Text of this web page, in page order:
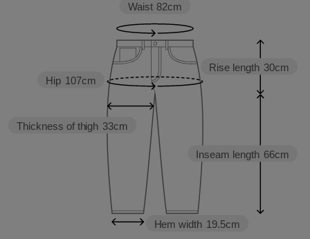
Inseam length 66cm
Rise length 30cm
Hem width 19.5cm
Thickness of thigh 33cm
Hip 107cm
Waist 82cm